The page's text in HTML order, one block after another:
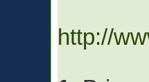
http://